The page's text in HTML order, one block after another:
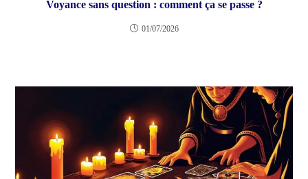
Voyance sans question : comment ça se passe ?
01/07/2026